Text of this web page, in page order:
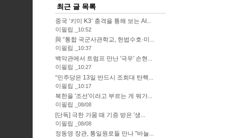
최근 글 목록
중국 ‘키미 K3’ 충격을 통해 보는 AI...
이필립
10:52
與 “통합 국군사관학교, 헌법수호·미...
이필립
10:37
백악관에서 트럼프 만난 '극우' 손현...
이필립
10:27
“민주당은 13일 반드시 조희대 탄핵...
이필립
10:17
북한을 '조선'이라고 부르는 게 뭐가...
이필립
08/08
[단독] 극한 가뭄 때 기증 받은 '생...
이필립
08/08
정동영 장관, 통일원로들 만나 "바늘...